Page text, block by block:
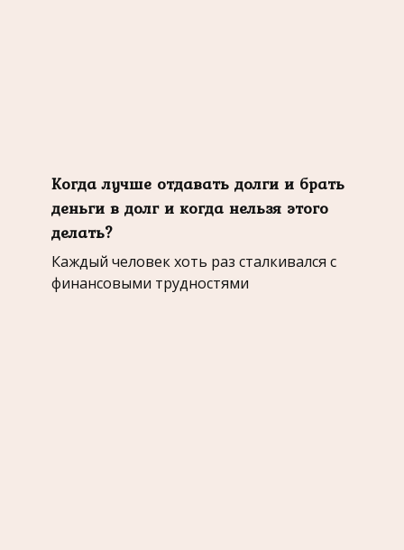
Когда лучше отдавать долги и брать
деньги в долг и когда нельзя этого
делать?
Каждый человек хоть раз сталкивался с
финансовыми трудностями